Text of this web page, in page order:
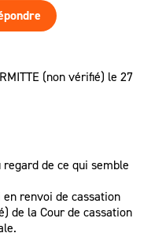
(non vérifié) le 27
de ce qui semble
renvoi de cassation
de la Cour de cassation